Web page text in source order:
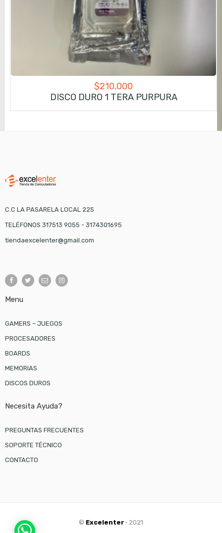
$210,000
DISCO DURO 1 TERA PURPURA
C.C LA PASARELA LOCAL 225
TELÉFONOS 317513 9055 - 3174301695
tiendaexcelenter@gmail.com
Menu
GAMERS – JUEGOS
PROCESADORES
BOARDS
MEMORIAS
DISCOS DUROS
Necesita Ayuda?
PREGUNTAS FRECUENTES
SOPORTE TÉCNICO
CONTACTO
© Excelenter- 2021